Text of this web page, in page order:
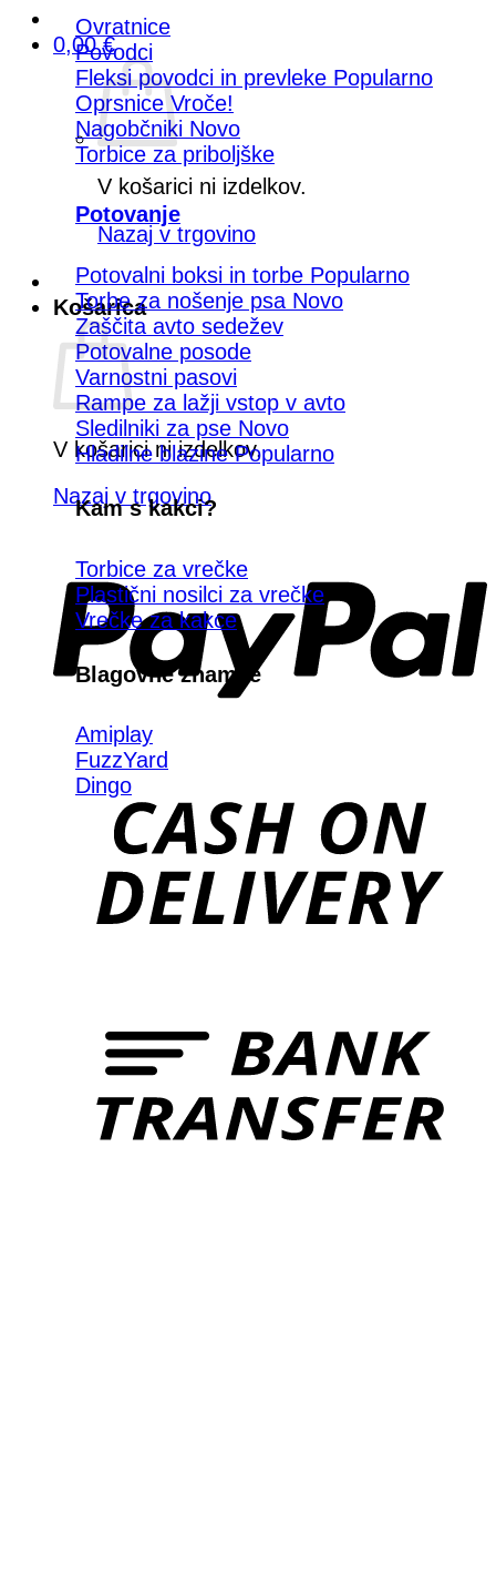
0,00€
V košarici ni izdelkov.
Nazaj v trgovino
Košarica
V košarici ni izdelkov.
Nazaj v trgovino
Ovratnice
Povodci
Fleksi povodci in prevleke
Oprsnice
Nagobčniki
Torbice za priboljške
Potovanje
Potovalni boksi in torbe
Torbe za nošenje psa
Zaščita avto sedežev
Potovalne posode
Varnostni pasovi
Rampe za lažji vstop v avto
Sledilniki za pse
Hladilne blazine
Kam s kakci?
Torbice za vrečke
Plastični nosilci za vrečke
Vrečke za kakce
Blagovne znamke
Amiplay
FuzzYard
Dingo